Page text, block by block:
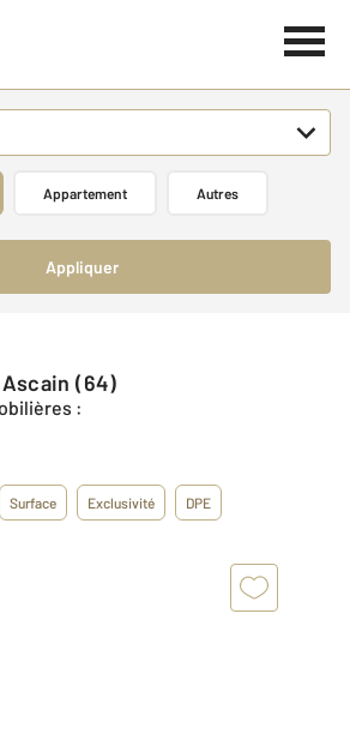
Appartement Autres
Appliquer
Ascain (64)
:
Surface Exclusivité DPE